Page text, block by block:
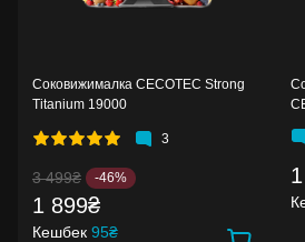
Соковижималка CECOTEC Strong
Titanium 19000
3
3 499₴ -46%
1 899₴
Кешбек 95₴